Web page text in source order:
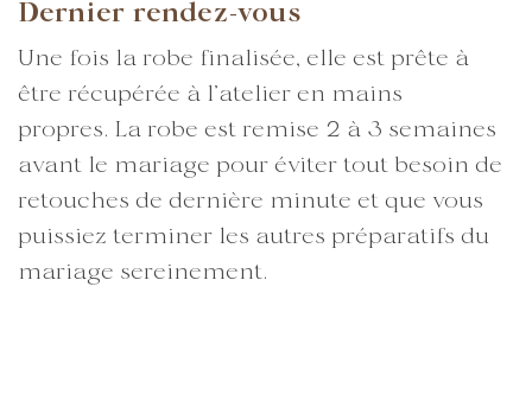
Dernier rendez-vous
Une fois la robe finalisée, elle est prête à
être récupérée à l’atelier en mains
propres. La robe est remise 2 à 3 semaines
avant le mariage pour éviter tout besoin de
retouches de dernière minute et que vous
puissiez terminer les autres préparatifs du
mariage sereinement.